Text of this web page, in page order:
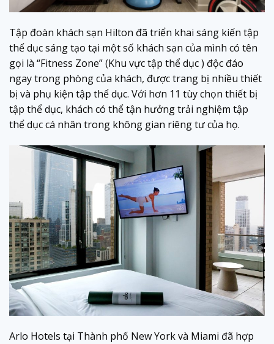
Tập đoàn khách sạn Hilton đã triển khai sáng kiến ​​tập
thể dục sáng tạo tại một số khách sạn của mình có tên
gọi là “Fitness Zone” (Khu vực tập thể dục ) độc đáo
ngay trong phòng của khách, được trang bị nhiều thiết
bị và phụ kiện tập thể dục. Với hơn 11 tùy chọn thiết bị
tập thể dục, khách có thể tận hưởng trải nghiệm tập
thể dục cá nhân trong không gian riêng tư của họ.
Arlo Hotels tại Thành phố New York và Miami đã hợp